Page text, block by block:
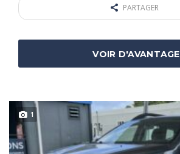
PARTAGER
VOIR D'AVANTAGE
1